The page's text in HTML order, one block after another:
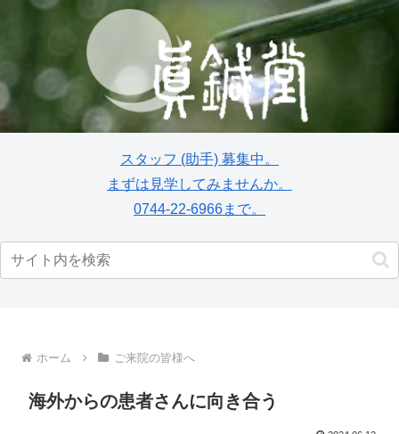
スタッフ (助手) 募集中。
まずは見学してみませんか。
0744-22-6966まで。
ホーム ご来院の皆様へ
海外からの患者さんに向き合う